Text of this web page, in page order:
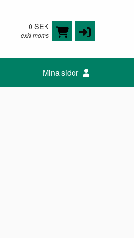
0 SEK
exkl moms
Mina sidor